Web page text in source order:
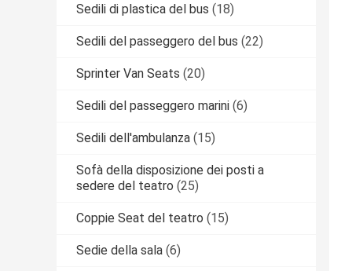
Sedili di plastica del bus (18)
Sedili del passeggero del bus (22)
Sprinter Van Seats (20)
Sedili del passeggero marini (6)
Sedili dell'ambulanza (15)
Sofà della disposizione dei posti a
sedere del teatro (25)
Coppie Seat del teatro (15)
Sedie della sala (6)